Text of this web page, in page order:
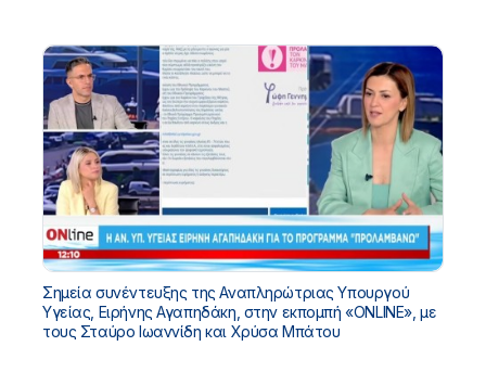
Σημεία συνέντευξης της Αναπληρώτριας Υπουργού
Υγείας, Ειρήνης Αγαπηδάκη, στην εκπομπή «ONLINE», με
τους Σταύρο Ιωαννίδη και Χρύσα Μπάτου